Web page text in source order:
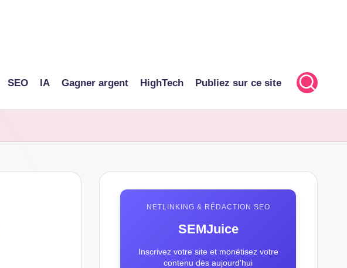
SEO IA Gagner argent HighTech Publiez sur ce site
NETLINKING & RÉDACTION SEO
SEMJuice
Inscrivez votre site et monétisez votre
contenu dès aujourd'hui